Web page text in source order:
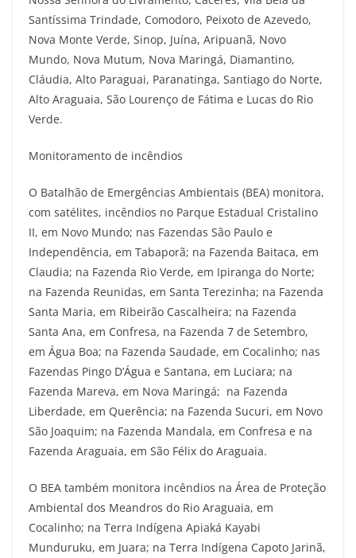
Santíssima Trindade, Comodoro, Peixoto de Azevedo,
Nova Monte Verde, Sinop, Juína, Aripuanã, Novo
Mundo, Nova Mutum, Nova Maringá, Diamantino,
Cláudia, Alto Paraguai, Paranatinga, Santiago do Norte,
Alto Araguaia, São Lourenço de Fátima e Lucas do Rio
Verde.
Monitoramento de incêndios
O Batalhão de Emergências Ambientais (BEA) monitora,
com satélites, incêndios no Parque Estadual Cristalino
II, em Novo Mundo; nas Fazendas São Paulo e
Independência, em Tabaporã; na Fazenda Baitaca, em
Claudia; na Fazenda Rio Verde, em Ipiranga do Norte;
na Fazenda Reunidas, em Santa Terezinha; na Fazenda
Santa Maria, em Ribeirão Cascalheira; na Fazenda
Santa Ana, em Confresa, na Fazenda 7 de Setembro,
em Água Boa; na Fazenda Saudade, em Cocalinho; nas
Fazendas Pingo D’Água e Santana, em Luciara; na
Fazenda Mareva, em Nova Maringá; na Fazenda
Liberdade, em Querência; na Fazenda Sucuri, em Novo
São Joaquim; na Fazenda Mandala, em Confresa e na
Fazenda Araguaia, em São Félix do Araguaia.
O BEA também monitora incêndios na Área de Proteção
Ambiental dos Meandros do Rio Araguaia, em
Cocalinho; na Terra Indígena Apiaká Kayabi
Munduruku, em Juara; na Terra Indígena Capoto Jarinã,